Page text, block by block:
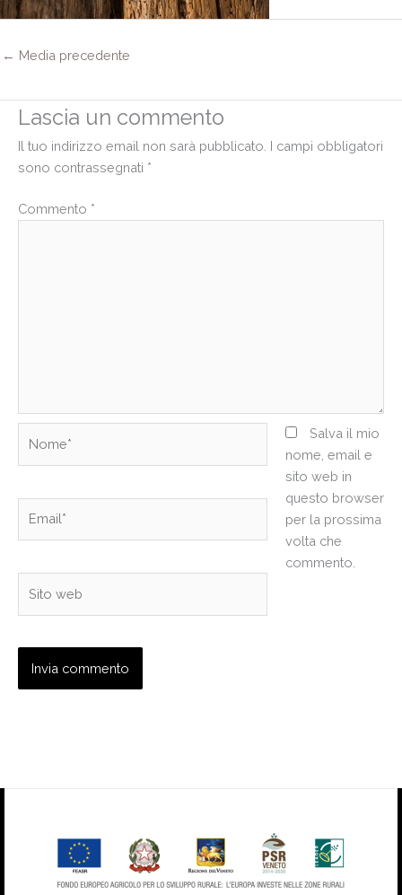
← Media precedente
Lascia un commento
Il tuo indirizzo email non sarà pubblicato. I campi obbligatori
sono contrassegnati *
Commento *
web
Salva il mio
nome, email e
sito web in
questo browser
per la prossima
volta che
commento.